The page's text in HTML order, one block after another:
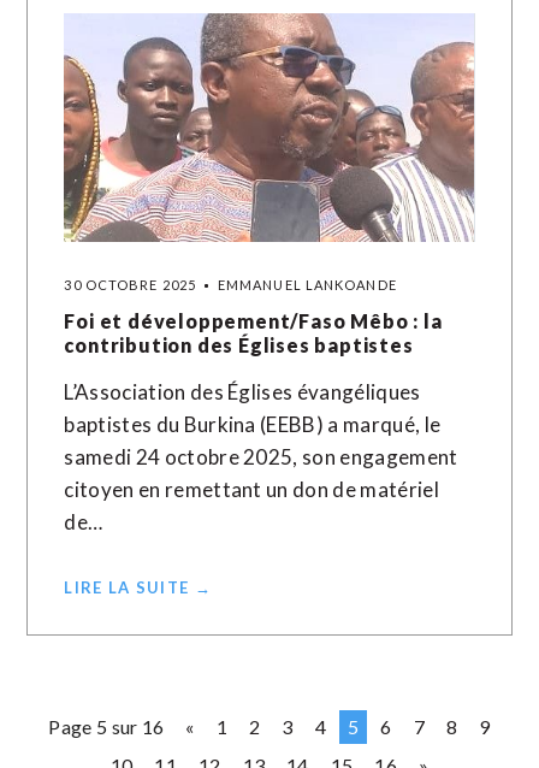
30 OCTOBRE 2025 EMMANUEL LANKOANDE
Foi et développement/Faso Mêbo : la
contribution des Églises baptistes
L’Association des Églises évangéliques
baptistes du Burkina (EEBB) a marqué, le
samedi 24 octobre 2025, son engagement
citoyen en remettant un don de matériel
de…
LIRE LA SUITE →
Page 5 sur 16 « 1 2 3 4 5 6 7 8
9